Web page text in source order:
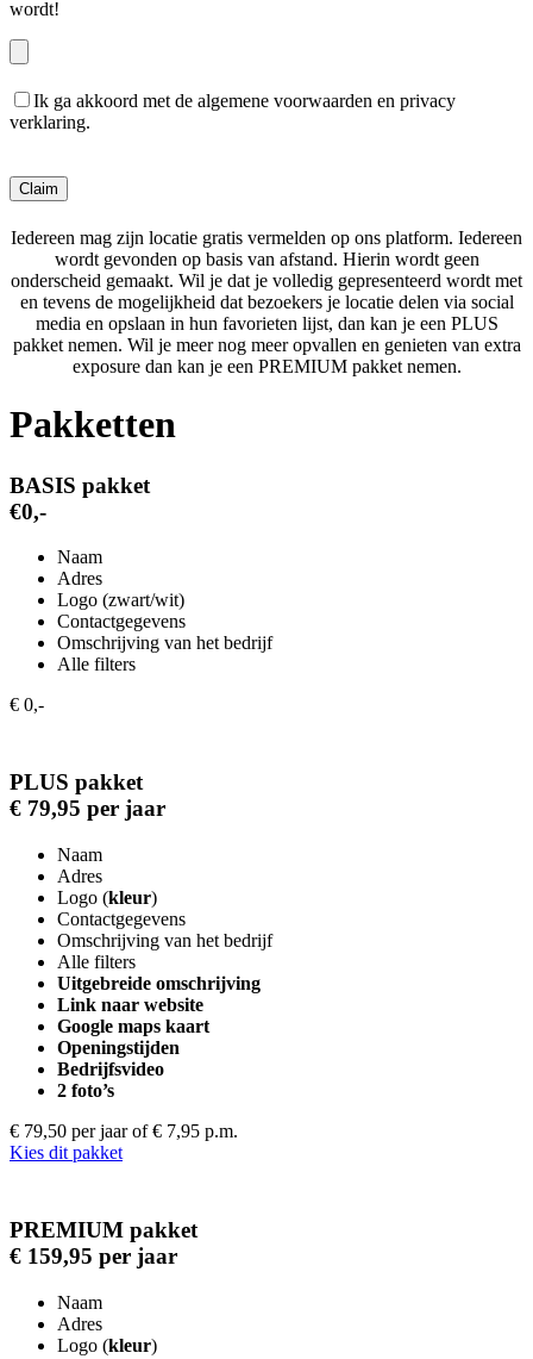
wordt!
Ik ga akkoord met de algemene voorwaarden en privacy
verklaring.
Iedereen mag zijn locatie gratis vermelden op ons platform. Iedereen
wordt gevonden op basis van afstand. Hierin wordt geen
onderscheid gemaakt. Wil je dat je volledig gepresenteerd wordt met
en tevens de mogelijkheid dat bezoekers je locatie delen via social
media en opslaan in hun favorieten lijst, dan kan je een PLUS
pakket nemen. Wil je meer nog meer opvallen en genieten van extra
exposure dan kan je een PREMIUM pakket nemen.
Pakketten
BASIS pakket
€0,-
Naam
Adres
Logo (zwart/wit)
Contactgegevens
Omschrijving van het bedrijf
Alle filters
€ 0,-
PLUS pakket
€ 79,95 per jaar
Naam
Adres
Logo (kleur)
Contactgegevens
Omschrijving van het bedrijf
Alle filters
Uitgebreide omschrijving
Link naar website
Google maps kaart
Openingstijden
Bedrijfsvideo
2 foto’s
€ 79,50 per jaar of € 7,95 p.m.
Kies dit pakket
PREMIUM pakket
€ 159,95 per jaar
Naam
Adres
Logo (kleur)